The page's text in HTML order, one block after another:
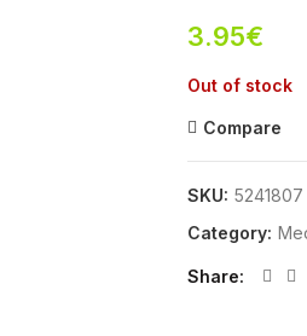
3.95€
Out of stock
Compare
SKU: 5241807
Category:
Share